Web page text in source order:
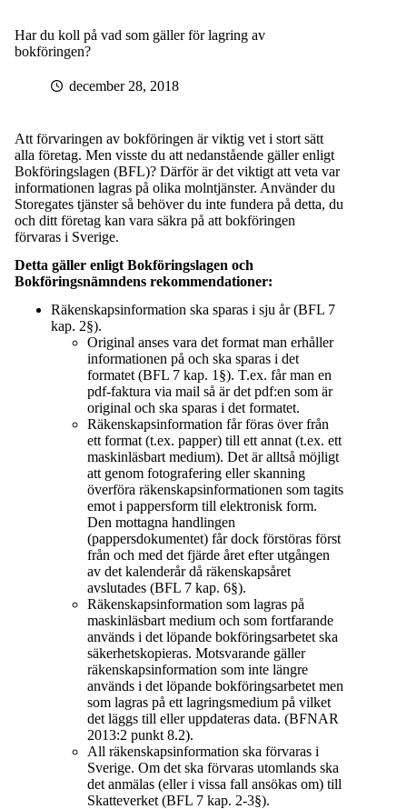
Har du koll på vad som gäller för lagring av
bokföringen?
december 28, 2018
Att förvaringen av bokföringen är viktig vet i stort sätt
alla företag. Men visste du att nedanstående gäller enligt
Bokföringslagen (BFL)? Därför är det viktigt att veta var
informationen lagras på olika molntjänster. Använder du
Storegates tjänster så behöver du inte fundera på detta, du
och ditt företag kan vara säkra på att bokföringen
förvaras i Sverige.
Detta gäller enligt Bokföringslagen och
Bokföringsnämndens rekommendationer:
Räkenskapsinformation ska sparas i sju år (BFL 7
kap. 2§).
Original anses vara det format man erhåller
informationen på och ska sparas i det
formatet (BFL 7 kap. 1§). T.ex. får man en
pdf-faktura via mail så är det pdf:en som är
original och ska sparas i det formatet.
Räkenskapsinformation får föras över från
ett format (t.ex. papper) till ett annat (t.ex. ett
maskinläsbart medium). Det är alltså möjligt
att genom fotografering eller skanning
överföra räkenskapsinformationen som tagits
emot i pappersform till elektronisk form.
Den mottagna handlingen
(pappersdokumentet) får dock förstöras först
från och med det fjärde året efter utgången
av det kalenderår då räkenskapsåret
avslutades (BFL 7 kap. 6§).
Räkenskapsinformation som lagras på
maskinläsbart medium och som fortfarande
används i det löpande bokföringsarbetet ska
säkerhetskopieras. Motsvarande gäller
räkenskapsinformation som inte längre
används i det löpande bokföringsarbetet men
som lagras på ett lagringsmedium på vilket
det läggs till eller uppdateras data. (BFNAR
2013:2 punkt 8.2).
All räkenskapsinformation ska förvaras i
Sverige. Om det ska förvaras utomlands ska
det anmälas (eller i vissa fall ansökas om) till
Skatteverket (BFL 7 kap. 2-3§).